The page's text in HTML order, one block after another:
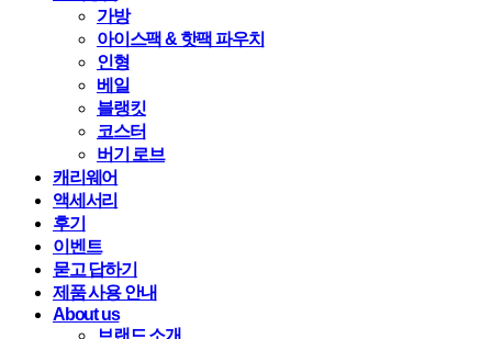
가방
아이스팩 & 핫팩 파우치
인형
베일
블랭킷
코스터
버기 로브
캐리웨어
액세서리
후기
이벤트
묻고 답하기
제품 사용 안내
About us